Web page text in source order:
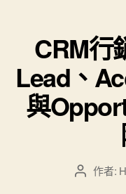
CRM行
Lead、
與
文 作者: